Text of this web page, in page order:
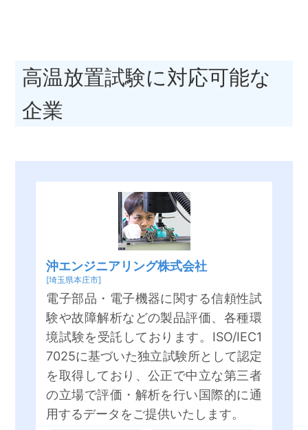
高温放置試験に対応可能な
企業
沖エンジニアリング株式会社
[埼玉県本庄市]
電子部品・電子機器に関する信頼性試
験や故障解析などの製品評価、各種環
境試験を受託しております。ISO/IEC1
7025に基づいた独立試験所として認定
を取得しており、公正で中立な第三者
の立場で評価・解析を行い国際的に通
用するデータをご提供いたします。